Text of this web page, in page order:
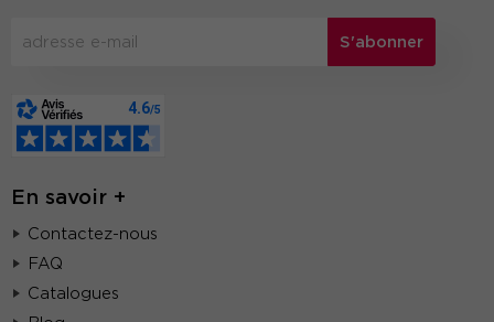
S'abonner
En savoir +
Contactez-nous
FAQ
Catalogues